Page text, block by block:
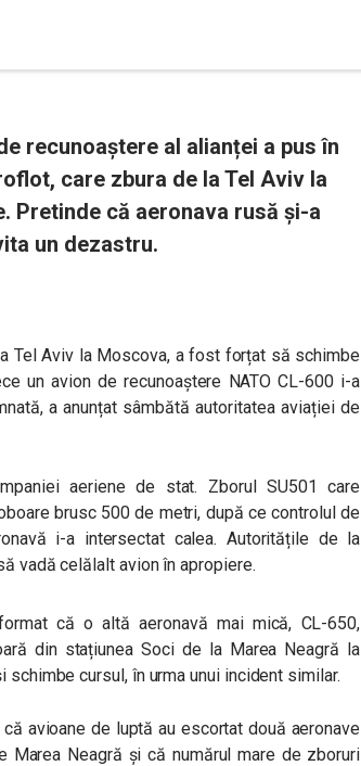
recunoaștere al alianței a pus în
care zbura de la Tel Aviv la
Pretinde că aeronava rusă și-a
un dezastru.
Tel Aviv la Moscova, a fost forțat să schimbe
un avion de recunoaștere NATO CL-600 i-a
a anunțat sâmbătă autoritatea aviației de
aeriene de stat. Zborul SU501 care
brusc 500 de metri, după ce controlul de
i-a intersectat calea. Autoritățile de la
vadă celălalt avion în apropiere.
că o altă aeronavă mai mică, CL-650,
din stațiunea Soci de la Marea Neagră la
cursul, în urma unui incident similar.
avioane de luptă au escortat două aeronave
Marea Neagră și că numărul mare de zboruri